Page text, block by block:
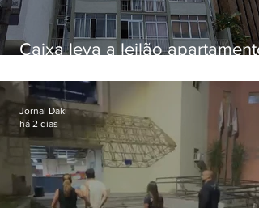
Caixa leva a leilão apartamento
Botafogo
Jornal Daki
há 2 dias